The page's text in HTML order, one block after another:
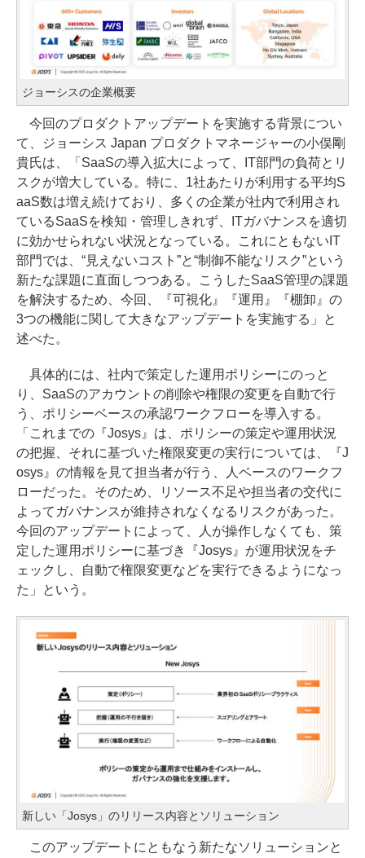
ジョーシスの企業概要
今回のプロダクトアップデートを実施する背景につい
て、ジョーシス Japan プロダクトマネージャーの小俣剛
貴氏は、「SaaSの導入拡大によって、IT部門の負荷とリ
スクが増大している。特に、1社あたりが利用する平均S
aaS数は増え続けており、多くの企業が社内で利用され
ているSaaSを検知・管理しきれず、ITガバナンスを適切
に効かせられない状況となっている。これにともないIT
部門では、“見えないコスト”と“制御不能なリスク”という
新たな課題に直面しつつある。こうしたSaaS管理の課題
を解決するため、今回、『可視化』『運用』『棚卸』の
3つの機能に関して大きなアップデートを実施する」と
述べた。
具体的には、社内で策定した運用ポリシーにのっと
り、SaaSのアカウントの削除や権限の変更を自動で行
う、ポリシーベースの承認ワークフローを導入する。
「これまでの『Josys』は、ポリシーの策定や運用状況
の把握、それに基づいた権限変更の実行については、『J
osys』の情報を見て担当者が行う、人ベースのワークフ
ローだった。そのため、リソース不足や担当者の交代に
よってガバナンスが維持されなくなるリスクがあった。
今回のアップデートによって、人が操作しなくても、策
定した運用ポリシーに基づき『Josys』が運用状況をチ
ェックし、自動で権限変更などを実行できるようになっ
た」という。
新しい「Josys」のリリース内容とソリューション
このアップデートにともなう新たなソリューションと